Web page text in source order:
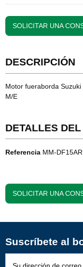
SOLICITAR UNA
DESCRIPCIÓN
Motor fueraborda
M/E
DETALLES
Referencia MM-DF15AR
SOLICITAR UNA
Suscríbete al